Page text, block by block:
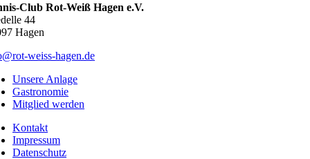
Club Rot-Weiß Hagen e.V.
44
Hagen
weiss-hagen.de
Unsere Anlage
Gastronomie
Mitglied werden
Kontakt
Impressum
Datenschutz